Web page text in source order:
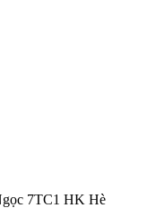
7TC1 HK Hè